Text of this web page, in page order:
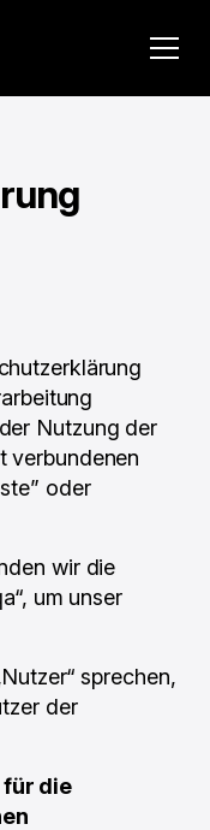
Nutzung der
verbundenen
oder
wir die
um unser
sprechen,
der
für die